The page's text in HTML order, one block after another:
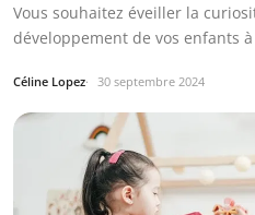
Vous souhaitez éveiller la
développement de vos enfants
Céline Lopez 30 septembre 2024